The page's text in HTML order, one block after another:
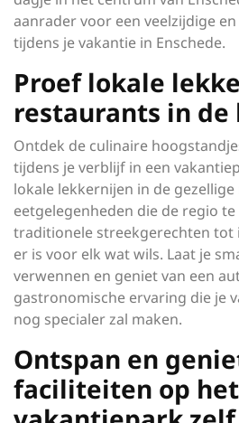
aanrader voor een veelzijdige
tijdens je vakantie in Enschede.
Proef lokale
restaurants in
Ontdek de culinaire
tijdens je verblijf in een
lokale lekkernijen in de
eetgelegenheden die de regio
traditionele streekgerechten tot
er is voor elk wat wils. Laat je
verwennen en geniet van een
gastronomische ervaring die je
nog specialer zal maken.
Ontspan en
faciliteiten op het